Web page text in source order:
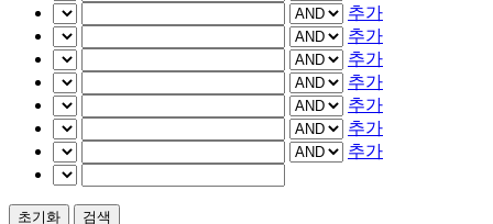
추가
추가
추가
추가
추가
추가
추가